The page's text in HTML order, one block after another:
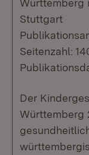
Württemberg
Stuttgart
Seitenzahl:
​Der
Württemberg